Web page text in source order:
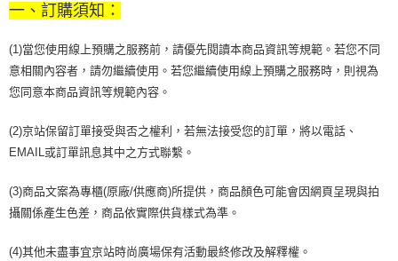
流程，驗證手機門號後，選擇欲分期的期數、繳款截止日，確認付款後即完
成交易。
4.訂單成立30分鐘內，如未前往確認交易或遇審核未通過，訂單將自動取
消。如遇「轉專審核」未通過狀況，表示未達大哥付你分期系統評分，恕無
法說明評估內容。
醒簡訊。
2.透過簡訊連結打開帳單後，可選擇「超商條碼／台灣大直營門市／銀行轉
【注意事項】
1.本服務係由「台灣大哥大股份有限公司」（以下簡稱本公司）所提供，讓
買賣價金債權讓與本公司後，依約使用本公司帳單繳交帳款。
【關於「AFTEE先享後付」】
便利好安心！
１．簡單：不需註冊會員、不需綁卡、不需儲值。
２．便利：只要手機號碼，簡訊認證，即可結帳。
３．安心：先確認商品／服務後，再付款。
【「AFTEE先享後付」結帳流程】
結帳頁面，進行簡訊認證並確認金額後，即可完成結帳。
３．收到繳費通知簡訊後14天內，點擊此簡訊中的連結，可透過四大超商／
ATM／網路銀行／等多元方式進行付款，方視為交易完成。
※ 請注意：結帳手續完成當下不需立刻繳費，但若您需要取消訂單，請聯絡
後付繳納相關費用。
運送方式
付款後全家取貨
每筆NT$70，滿NT$899(含以上)免運費
付款後7-11取貨
宅配
一、訂購須知：
(1)當您使用線上預購之服務前，請優先閱讀本商品資訊等規範。若您不同
意相關內容者，請勿繼續使用。若您繼續使用線上預購之服務時，則視為
您同意本商品資訊等規範內容。
(2)京站保留訂單接受與否之權利，若無法接受您的訂單，將以電話、
EMAIL或訂單訊息其中之方式聯繫。
(3)商品文案為專櫃(原廠/供應商)所提供，商品顏色可能會因網頁呈現與拍
攝關係產生色差，商品依實際供貨樣式為準。
(4)其他未盡事宜京站時尚廣場保有活動最終修改及解釋權。